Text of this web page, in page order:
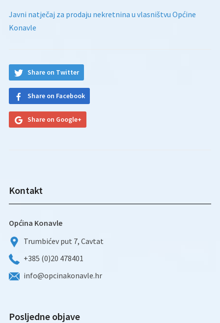
Javni natječaj za prodaju nekretnina u vlasništvu Općine
Konavle
Share on Twitter
Share on Facebook
Share on Google+
Kontakt
Općina Konavle
Trumbićev put 7, Cavtat
+385 (0)20 478401
info@opcinakonavle.hr
Posljedne objave